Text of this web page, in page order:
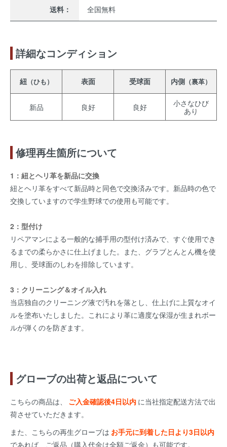
送料： 全国無料
詳細なコンディション
紐（ひも） 表面 受球面 内側 （裏革）
新品 良好 良好
小さなひび
あり
修理再生箇所について
1：紐とヘリ革を新品に交換
紐とヘリ革をすべて新品時と同色で交換済みです。新品時の色で
交換していますので学生野球での使用も可能です。
2：型付け
リペアマンによる一般的な捕手用の型付け済みで、すぐ使用でき
るまでの柔らかさに仕上げました。また、グラブとんとん機を使
用し、受球面のしわを排除しています。
3：クリーニング＆オイル入れ
当店独自のクリーニング液で汚れを落とし、仕上げに上質なオイ
ルを塗布いたしました。これにより革に適度な保湿が生まれボー
ルが弾くのを防ぎます。
グローブの出荷と返品について
こちらの商品は、 ご入金確認後4日以内 に当社指定配送方法で出
荷させていただきます。
また、こちらの再生グローブは お手元に到着した日より3日以内
であれば、ご返品（購入代金は全額ご返金）も可能です。